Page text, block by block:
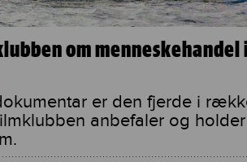
om menneskehandel
er den fjerde i
anbefaler og holder